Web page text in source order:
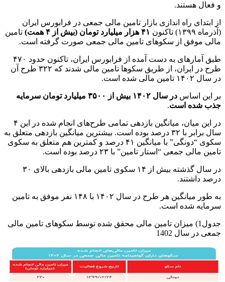
و فعال هستند.
از ابتدای راه اندازی بازار تامین مالی جمعی در فرابورس ایران
(آذرماه ۱۳۹۹) تاکنون
۴۱ هزار میلیارد تومان (بیش از ۴ همت)
تامین
مالی موفق از سکوهای تامین مالی جمعی صورت گرفته است.
طبق آمارهای به دست آمده از فرابورس ایران، تاکنون حدود ۴۷۰
طرح در ایران، از طریق سکوها تامین مالی شدند که ۳۲۲ طرح آن
در سال ۱۴۰۲ تامین مالی شده است.
بر این اساس
در سال ۱۴۰۲ بیش از ۳۵۰۰ میلیارد تومان سرمایه
جذب شده است.
در این میان، میانگین بازدهی تمامی طرح‌های انجام شده در این ۴
سال برابر با ۳۲ درصد بوده است. بیشترین میانگین بازدهی متعلق به
سکوی “دونگی” با میانگین ۴۱ درصد و کمترین هم متعلق به سکوی
تامین مالی جمعی “استار تامین” با ۲۳ درصد بوده است.
در سال گذشته بیش از ۱۴ سکوی تامین مالی بازدهی بالای ۳۰
درصد داشتند.
به طور میانگین هر طرح در سال ۱۴۰۲ با ۱۴۸ نفر موفق به تامین
سرمایه شده است.
جدول1) میزان تامین مالی محقق شده توسط سکوهای تامین مالی
جمعی در سال 1402